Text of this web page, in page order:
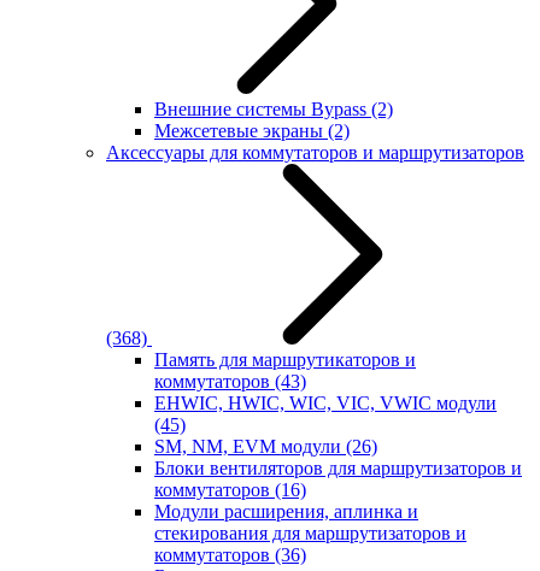
Внешние системы Bypass (2)
Межсетевые экраны (2)
Аксессуары для коммутаторов и маршрутизаторов
(368)
Память для маршрутикаторов и
коммутаторов (43)
EHWIC, HWIC, WIC, VIC, VWIC модули
(45)
SM, NM, EVM модули (26)
Блоки вентиляторов для маршрутизаторов и
коммутаторов (16)
Модули расширения, аплинка и
стекирования для маршрутизаторов и
коммутаторов (36)